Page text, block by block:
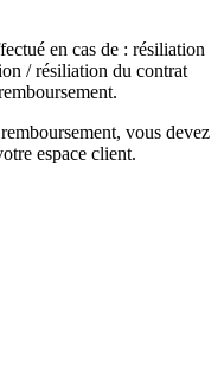
en cas de : résiliation
/ résiliation du contrat
vous devez
espace client.